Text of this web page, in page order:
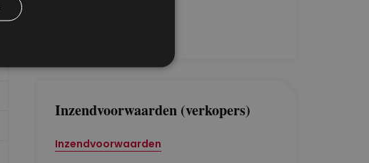
Inzendvoorwaarden (verkopers)
Inzendvoorwaarden